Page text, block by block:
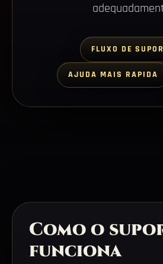
FLUXO DE
AJUDA MAIS RAPIDA
Como o
funciona